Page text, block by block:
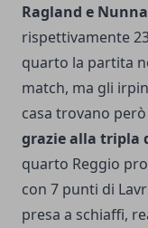
Ragland e
rispettivamente
quarto la partita
match, ma gli
casa trovano
grazie alla tripla
quarto Reggio
con 7 punti di
presa a schiaffi,